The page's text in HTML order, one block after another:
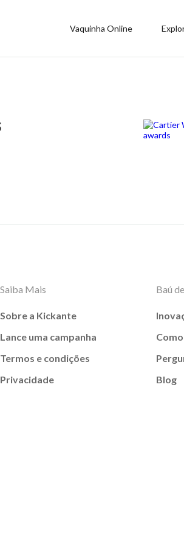
Vaquinha Online
Saiba Mais
Sobre a Kickante
Lance uma campanha
Termos e condições
Privacidade
Baú
Blog